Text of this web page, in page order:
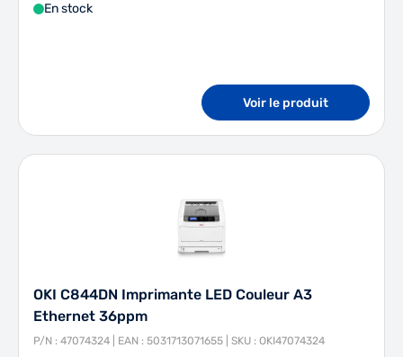
En stock
Voir le produit
OKI C844DN Imprimante LED Couleur A3
Ethernet 36ppm
P/N : 47074324 | EAN : 5031713071655 | SKU : OKI47074324